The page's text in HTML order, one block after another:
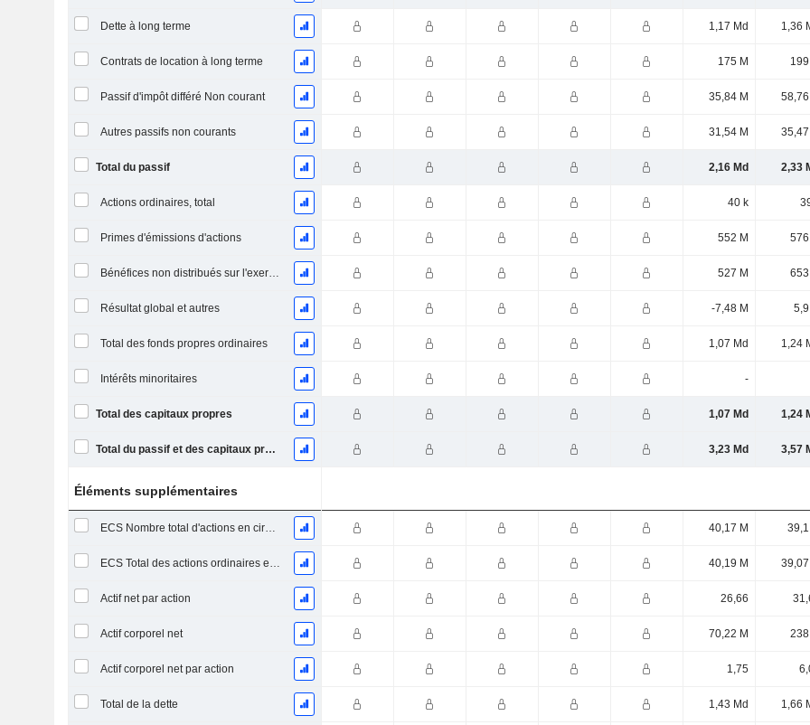
Dette à long terme 1,17 Md 1,36
Contrats de location à long terme 175 M 199
Passif d'impôt différé Non courant 35,84 M 58,76
Autres passifs non courants 31,54 M 35,47
Total du passif 2,16 Md 2,33
Actions ordinaires, total 40 k
Primes d'émissions d'actions 552 M 576
Bénéfices non distribués sur l'exercice 527 M 653
Résultat global et autres -7,48 M 5,9
Total des fonds propres ordinaires 1,07 Md 1,24
Intérêts minoritaires -
Total des capitaux propres 1,07 Md 1,24
Total du passif et des capitaux propres 3,23 Md 3,57
Éléments supplémentaires
ECS Nombre total d'actions en circulation à la date de dépôt 40,17 M 39,1
ECS Total des actions ordinaires en circulation 40,19 M 39,07
Actif net par action 26,66
Actif corporel net 70,22 M 238
Actif corporel net par action 1,75
Total de la dette 1,43 Md 1,66